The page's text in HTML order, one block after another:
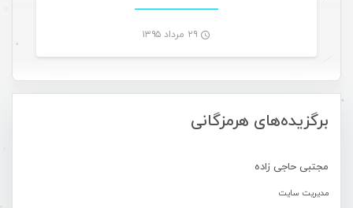
برگزیده‌های هرمزگانی
مجتبی حاجی زاده
مدیریت سایت
۲۹ مرداد ۱۳۹۵